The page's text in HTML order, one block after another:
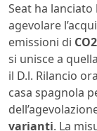
Seat ha
agevolare
emissioni di CO2
si unisce a
il D.l. Rilancio
casa spagnola
varianti. La